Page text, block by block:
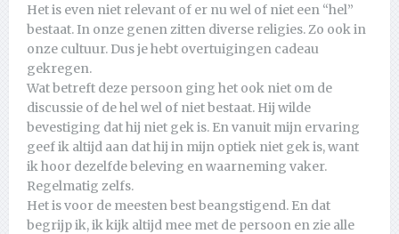
Het is even niet relevant of er nu wel of niet een “hel”
bestaat. In onze genen zitten diverse religies. Zo ook in
onze cultuur. Dus je hebt overtuigingen cadeau
gekregen.
Wat betreft deze persoon ging het ook niet om de
discussie of de hel wel of niet bestaat. Hij wilde
bevestiging dat hij niet gek is. En vanuit mijn ervaring
geef ik altijd aan dat hij in mijn optiek niet gek is, want
ik hoor dezelfde beleving en waarneming vaker.
Regelmatig zelfs.
Het is voor de meesten best beangstigend. En dat
begrijp ik, ik kijk altijd mee met de persoon en zie alle